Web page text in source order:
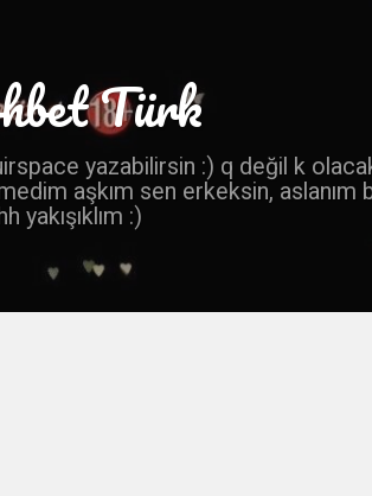
Türk
yazabilirsin :) q değil k olacak.
aşkım sen erkeksin,
yakışıklım :)